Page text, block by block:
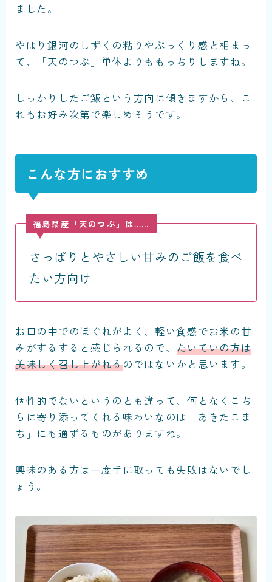
ました。
やはり銀河のしずくの粘りやぷっくり感と相まっ
て、「天のつぶ」単体よりももっちりしますね。
しっかりしたご飯という方向に傾きますから、こ
れもお好み次第で楽しめそうです。
こんな方におすすめ
福島県産「天のつぶ」は……
さっぱりとやさしい甘みのご飯を食べ
たい方向け
お口の中でのほぐれがよく、軽い食感でお米の甘
みがするすると感じられるので、 たいていの方は
美味しく召し上がれるのではないかと思います。
個性的でないというのとも違って、何となくこち
らに寄り添ってくれる味わいなのは「あきたこま
ち」にも通ずるものがありますね。
興味のある方は一度手に取っても失敗はないでし
ょう。